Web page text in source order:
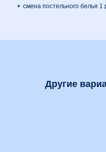
смена постельного белья 1
Другие